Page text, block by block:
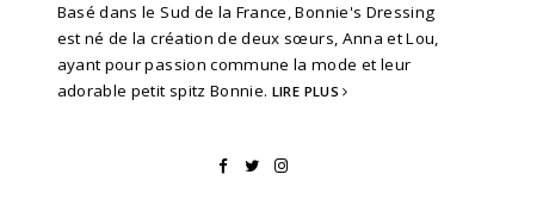
Basé dans le Sud de la France, Bonnie's Dressing
est né de la création de deux sœurs, Anna et Lou,
ayant pour passion commune la mode et leur
adorable petit spitz Bonnie. LIRE PLUS